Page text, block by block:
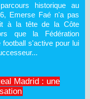
historique au
Emerse Faé n'a pas
à la tête de la Côte
que la Fédération
football s'active pour lui
Madrid : une